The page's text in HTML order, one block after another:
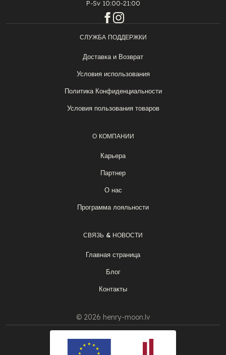
P-Sv 10:00-21:00
СЛУЖБА ПОДДЕРЖКИ
Доставка и Возврат
Условия использования
Политика Конфиденциальности
Условия пользования товаров
О КОМПАНИИ
Карьера
Партнер
О нас
Программа лояльности
СВЯЗЬ & НОВОСТИ
Главная страница
Блог
Контакты
© 2026 henry-moon.lv